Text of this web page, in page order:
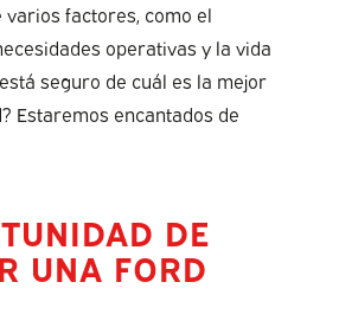
varios factores, como el
operativas y la vida
seguro de cuál es la mejor
Estaremos encantados de
DE
UNA FORD